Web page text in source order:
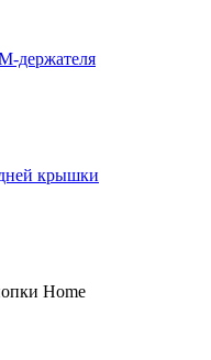
держателя
крышки
Home